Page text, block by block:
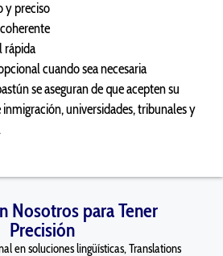
y preciso
rápida
cuando sea necesaria
se aseguran de que acepten su
universidades, tribunales y
Nosotros para Tener
Precisión
en soluciones lingüísticas, Translations